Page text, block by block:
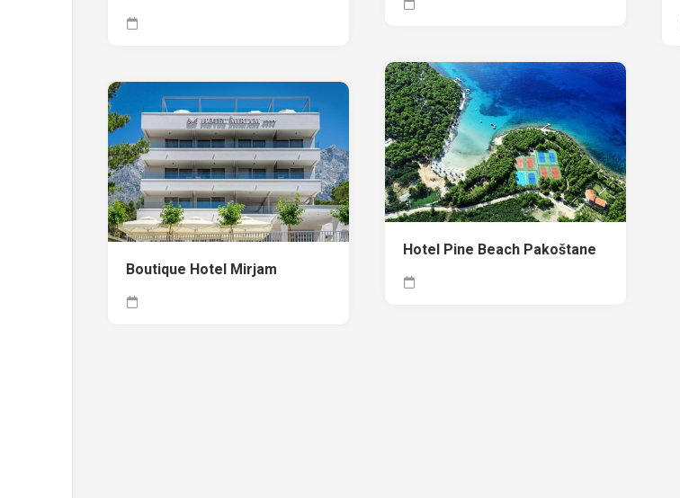
Hotel Pine Beach Pakoštane
Boutique Hotel Mirjam